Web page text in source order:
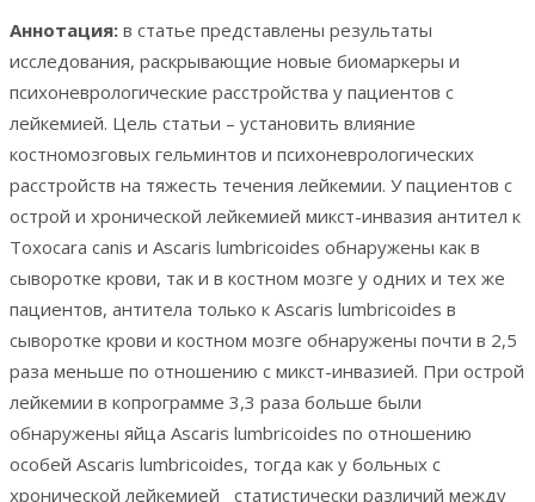
Аннотация: в статье представлены результаты
исследования, раскрывающие новые биомаркеры и
психоневрологические расстройства у пациентов с
лейкемией. Цель статьи – установить влияние
костномозговых гельминтов и психоневрологических
расстройств на тяжесть течения лейкемии. У пациентов с
острой и хронической лейкемией микст-инвазия антител к
Toxocara canis и Ascaris lumbricoides обнаружены как в
сыворотке крови, так и в костном мозге у одних и тех же
пациентов, антитела только к Ascaris lumbricoides в
сыворотке крови и костном мозге обнаружены почти в 2,5
раза меньше по отношению с микст-инвазией. При острой
лейкемии в копрограмме 3,3 раза больше были
обнаружены яйца Ascaris lumbricoides по отношению
особей Ascaris lumbricoides, тогда как у больных с
хронической лейкемией статистически различий между